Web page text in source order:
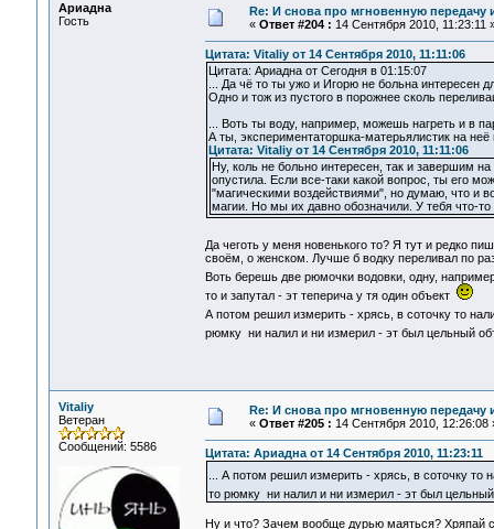
Ариадна
Гость
Re: И снова про мгновенную
« Ответ #204 : 14 Сентября 2010, 11:23:11
Цитата: Vitaliy от 14 Сентября 2010, 11:11:06
Цитата: Ариадна от Сегодня в 01:15:07
... Да чё то ты ужо и Игорю не больна интересен
Одно и тож из пустого в порожнее сколь
... Воть ты воду, например, можешь нагреть и в
А ты, экспериментаторшка-матерьялистик на
Цитата: Vitaliy от 14 Сентября 2010, 11:11:06
Ну, коль не больно интересен, так и завершим
опустила. Если все-таки какой вопрос, ты его
"магическими воздействиями", но думаю, что и
магии. Но мы их давно обозначили. У тебя что-то
Да чеготь у меня новенького то? Я тут и редко
своём, о женском. Лучше б водку переливал по
Воть берешь две рюмочки водовки, одну,
то и запутал - эт теперича у тя один объект
А потом решил измерить - хрясь, в соточку то
рюмку ни налил и ни измерил - эт был цельный
Vitaliy
Ветеран
Сообщений: 5586
Re: И снова про мгновенную
« Ответ #205 : 14 Сентября 2010, 12:26:08
Цитата: Ариадна от 14 Сентября 2010, 11:23:11
... А потом решил измерить - хрясь, в соточку
то рюмку ни налил и ни измерил - эт был
Ну и что? Зачем вообще дурью маяться? Хряпай